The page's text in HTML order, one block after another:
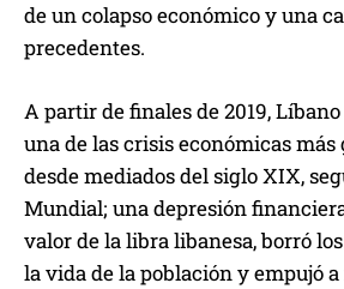
de un colapso económico y una
precedentes.
A partir de finales de 2019,
una de las crisis económicas
desde mediados del siglo XIX,
Mundial; una depresión
valor de la libra libanesa, borró
la vida de la población y empujó a